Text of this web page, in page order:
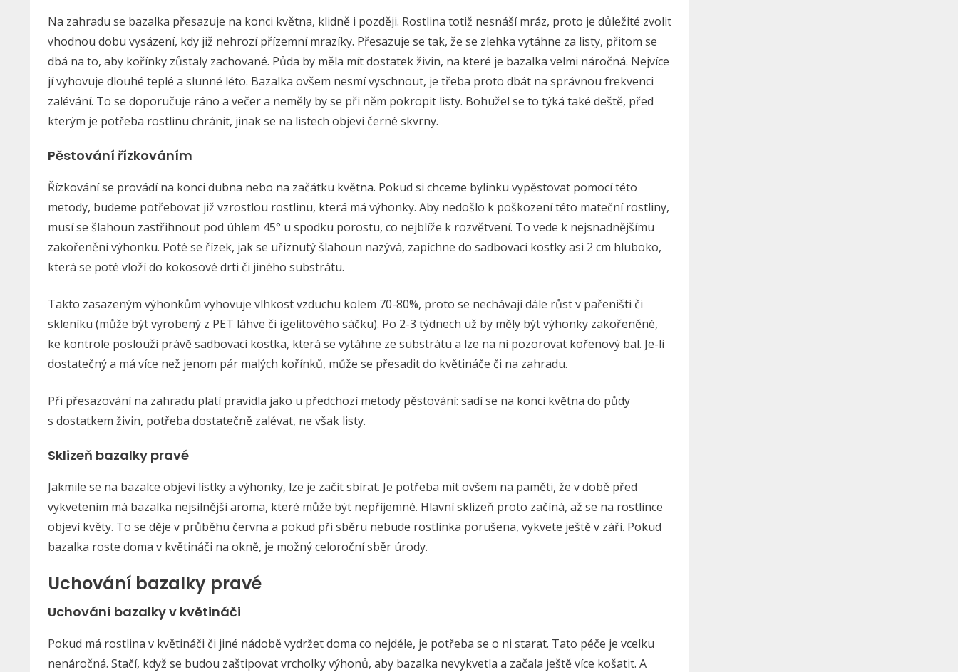
Na zahradu se bazalka přesazuje na konci května, klidně i později. Rostlina totiž nesnáší mráz, proto je důležité zvolit
vhodnou dobu vysázení, kdy již nehrozí přízemní mrazíky. Přesazuje se tak, že se zlehka vytáhne za listy, přitom se
dbá na to, aby kořínky zůstaly zachované. Půda by měla mít dostatek živin, na které je bazalka velmi náročná. Nejvíce
jí vyhovuje dlouhé teplé a slunné léto. Bazalka ovšem nesmí vyschnout, je třeba proto dbát na správnou frekvenci
zalévání. To se doporučuje ráno a večer a neměly by se při něm pokropit listy. Bohužel se to týká také deště, před
kterým je potřeba rostlinu chránit, jinak se na listech objeví černé skvrny.
Pěstování řízkováním
Řízkování se provádí na konci dubna nebo na začátku května. Pokud si chceme bylinku vypěstovat pomocí této
metody, budeme potřebovat již vzrostlou rostlinu, která má výhonky. Aby nedošlo k poškození této mateční rostliny,
musí se šlahoun zastřihnout pod úhlem 45° u spodku porostu, co nejblíže k rozvětvení. To vede k nejsnadnějšímu
zakořenění výhonku. Poté se řízek, jak se uříznutý šlahoun nazývá, zapíchne do sadbovací kostky asi 2 cm hluboko,
která se poté vloží do kokosové drti či jiného substrátu.
Takto zasazeným výhonkům vyhovuje vlhkost vzduchu kolem 70-80%, proto se nechávají dále růst v pařeništi či
skleníku (může být vyrobený z PET láhve či igelitového sáčku). Po 2-3 týdnech už by měly být výhonky zakořeněné,
ke kontrole poslouží právě sadbovací kostka, která se vytáhne ze substrátu a lze na ní pozorovat kořenový bal. Je-li
dostatečný a má více než jenom pár malých kořínků, může se přesadit do květináče či na zahradu.
Při přesazování na zahradu platí pravidla jako u předchozí metody pěstování: sadí se na konci května do půdy
s dostatkem živin, potřeba dostatečně zalévat, ne však listy.
Sklizeň bazalky pravé
Jakmile se na bazalce objeví lístky a výhonky, lze je začít sbírat. Je potřeba mít ovšem na paměti, že v době před
vykvetením má bazalka nejsilnější aroma, které může být nepříjemné. Hlavní sklizeň proto začíná, až se na rostlince
objeví květy. To se děje v průběhu června a pokud při sběru nebude rostlinka porušena, vykvete ještě v září. Pokud
bazalka roste doma v květináči na okně, je možný celoroční sběr úrody.
Uchování bazalky pravé
Uchování bazalky v květináči
Pokud má rostlina v květináči či jiné nádobě vydržet doma co nejdéle, je potřeba se o ni starat. Tato péče je vcelku
nenáročná. Stačí, když se budou zaštipovat vrcholky výhonů, aby bazalka nevykvetla a začala ještě více košatit. A